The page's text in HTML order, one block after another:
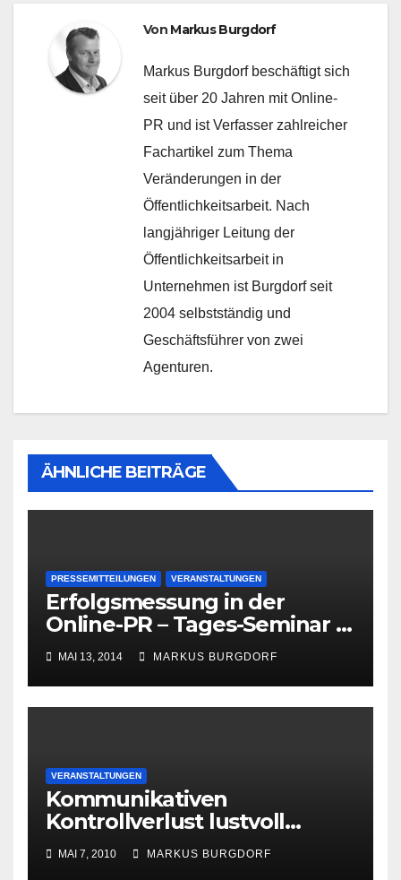
Von Markus Burgdorf
Markus Burgdorf beschäftigt sich
seit über 20 Jahren mit Online-
PR und ist Verfasser zahlreicher
Fachartikel zum Thema
Veränderungen in der
Öffentlichkeitsarbeit. Nach
langjähriger Leitung der
Öffentlichkeitsarbeit in
Unternehmen ist Burgdorf seit
2004 selbstständig und
Geschäftsführer von zwei
Agenturen.
ÄHNLICHE BEITRÄGE
PRESSEMITTEILUNGEN VERANSTALTUNGEN
Erfolgsmessung in der
Online-PR – Tages-Seminar in
Hamburg am 23. Juni 2014
MAI 13, 2014 MARKUS BURGDORF
VERANSTALTUNGEN
Kommunikativen
Kontrollverlust lustvoll
organisieren – Social Media
und die PR
MAI 7, 2010 MARKUS BURGDORF